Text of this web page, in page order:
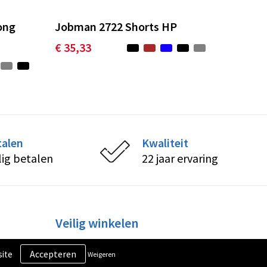
Jobman 2722 Shorts HP
€ 35,33
betalen
Kwaliteit
22 jaar ervaring
Veilig winkelen
Algemene voorwaarden
Privacy- en Cookiebeleid
Weigeren